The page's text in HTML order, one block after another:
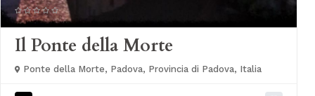
Il Ponte della Morte
Ponte della Morte, Padova, Provincia di Padova, Italia